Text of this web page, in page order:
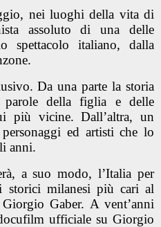
nei luoghi della vita di
assoluto di una delle
spettacolo italiano, dalla
Da una parte la storia
della figlia e delle
più vicine. Dall’altra, un
ed artisti che lo
anni.
a suo modo, l’Italia per
storici milanesi più cari al
Gaber. A vent’anni
ufficiale su Giorgio